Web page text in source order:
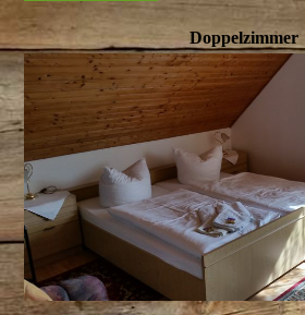
Doppelzimmer